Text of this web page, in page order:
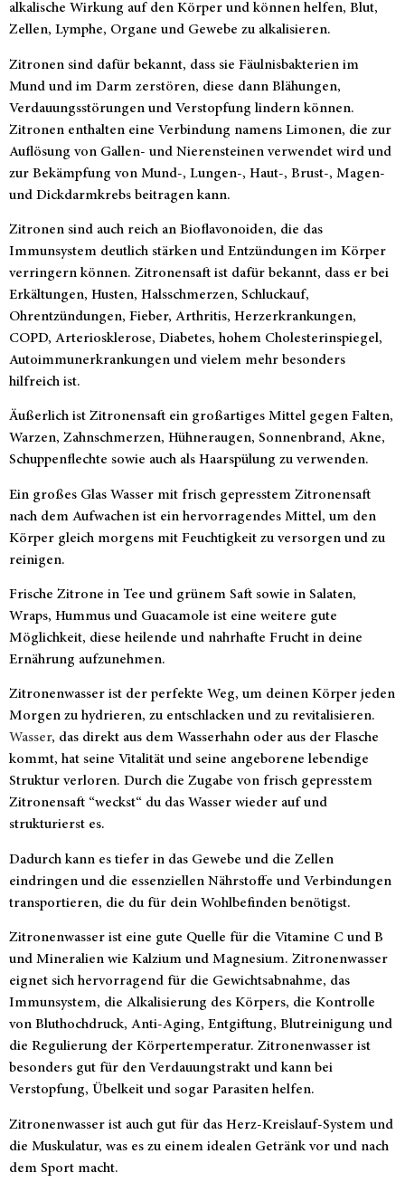
alkalische Wirkung auf den Körper und können helfen, Blut,
Zellen, Lymphe, Organe und Gewebe zu alkalisieren.
Zitronen sind dafür bekannt, dass sie Fäulnisbakterien im
Mund und im Darm zerstören, diese dann Blähungen,
Verdauungsstörungen und Verstopfung lindern können.
Zitronen enthalten eine Verbindung namens Limonen, die zur
Auflösung von Gallen- und Nierensteinen verwendet wird und
zur Bekämpfung von Mund-, Lungen-, Haut-, Brust-, Magen-
und Dickdarmkrebs beitragen kann.
Zitronen sind auch reich an Bioflavonoiden, die das
Immunsystem deutlich stärken und Entzündungen im Körper
verringern können. Zitronensaft ist dafür bekannt, dass er bei
Erkältungen, Husten, Halsschmerzen, Schluckauf,
Ohrentzündungen, Fieber, Arthritis, Herzerkrankungen,
COPD, Arteriosklerose, Diabetes, hohem Cholesterinspiegel,
Autoimmunerkrankungen und vielem mehr besonders
hilfreich ist.
Äußerlich ist Zitronensaft ein großartiges Mittel gegen Falten,
Warzen, Zahnschmerzen, Hühneraugen, Sonnenbrand, Akne,
Schuppenflechte sowie auch als Haarspülung zu verwenden.
Ein großes Glas Wasser mit frisch gepresstem Zitronensaft
nach dem Aufwachen ist ein hervorragendes Mittel, um den
Körper gleich morgens mit Feuchtigkeit zu versorgen und zu
reinigen.
Frische Zitrone in Tee und grünem Saft sowie in Salaten,
Wraps, Hummus und Guacamole ist eine weitere gute
Möglichkeit, diese heilende und nahrhafte Frucht in deine
Ernährung aufzunehmen.
Zitronenwasser ist der perfekte Weg, um deinen Körper jeden
Morgen zu hydrieren, zu entschlacken und zu revitalisieren.
Wasser, das direkt aus dem Wasserhahn oder aus der Flasche
kommt, hat seine Vitalität und seine angeborene lebendige
Struktur verloren. Durch die Zugabe von frisch gepresstem
Zitronensaft “weckst“ du das Wasser wieder auf und
strukturierst es.
Dadurch kann es tiefer in das Gewebe und die Zellen
eindringen und die essenziellen Nährstoffe und Verbindungen
transportieren, die du für dein Wohlbefinden benötigst.
Zitronenwasser ist eine gute Quelle für die Vitamine C und B
und Mineralien wie Kalzium und Magnesium. Zitronenwasser
eignet sich hervorragend für die Gewichtsabnahme, das
Immunsystem, die Alkalisierung des Körpers, die Kontrolle
von Bluthochdruck, Anti-Aging, Entgiftung, Blutreinigung und
die Regulierung der Körpertemperatur. Zitronenwasser ist
besonders gut für den Verdauungstrakt und kann bei
Verstopfung, Übelkeit und sogar Parasiten helfen.
Zitronenwasser ist auch gut für das Herz-Kreislauf-System und
die Muskulatur, was es zu einem idealen Getränk vor und nach
dem Sport macht.